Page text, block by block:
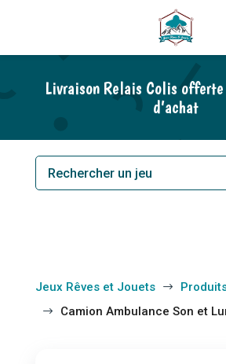
Livraison Relais Colis
d’achat
Jeux Rêves et Jouets $
$ Camion Ambulance Son et